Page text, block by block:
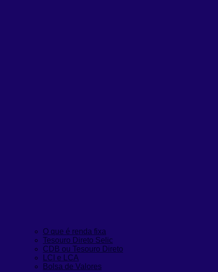
O que é renda fixa
Tesouro Direto Selic
CDB ou Tesouro Direto
LCI e LCA
Bolsa de Valores